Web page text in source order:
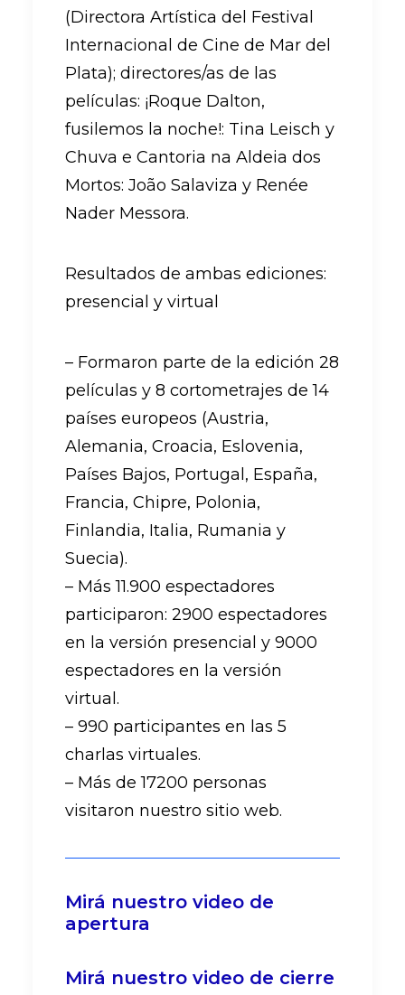
(Directora Artística del Festival
Internacional de Cine de Mar del
Plata); directores/as de las
películas: ¡Roque Dalton,
fusilemos la noche!: Tina Leisch y
Chuva e Cantoria na Aldeia dos
Mortos: João Salaviza y Renée
Nader Messora.
Resultados de ambas ediciones:
presencial y virtual
– Formaron parte de la edición 28
películas y 8 cortometrajes de 14
países europeos (Austria,
Alemania, Croacia, Eslovenia,
Países Bajos, Portugal, España,
Francia, Chipre, Polonia,
Finlandia, Italia, Rumania y
Suecia).
– Más 11.900 espectadores
participaron: 2900 espectadores
en la versión presencial y 9000
espectadores en la versión
virtual.
– 990 participantes en las 5
charlas virtuales.
– Más de 17200 personas
visitaron nuestro sitio web.
Mirá nuestro video de
apertura
Mirá nuestro video de cierre